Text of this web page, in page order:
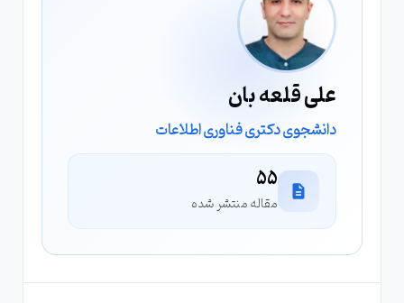
علی قلعه بان
دانشجوی دکتری فناوری اطلاعات
55
مقاله منتشر شده